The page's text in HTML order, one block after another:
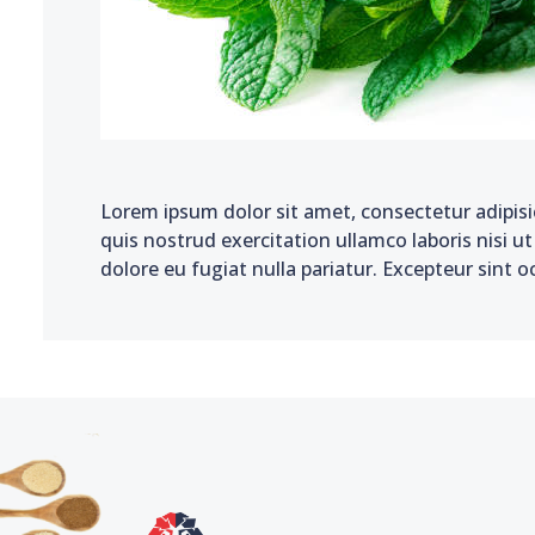
Lorem ipsum dolor sit amet, consectetur
quis nostrud exercitation ullamco laboris nisi
dolore eu fugiat nulla pariatur. Excepteur sint